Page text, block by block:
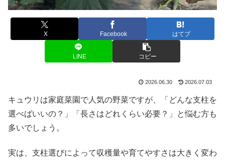
X Facebook はてブ
LINE コピー
2026.06.30 2026.07.03
キュウリは家庭菜園で人気の野菜ですが、「どんな支柱を
選べばいいの？」「長さはどれくらい必要？」と悩む方も
多いでしょう。
実は、支柱選びによって収穫量や育てやすさは大きく変わ